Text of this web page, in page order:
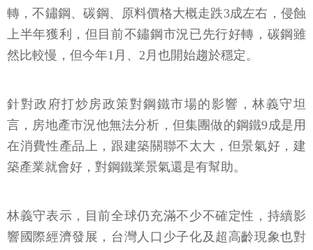
轉，不鏽鋼、碳鋼、原料價格大概走跌3成左右，侵蝕
上半年獲利，但目前不鏽鋼市況已先行好轉，碳鋼雖
然比較慢，但今年1月、2月也開始趨於穩定。
針對政府打炒房政策對鋼鐵市場的影響，林義守坦
言，房地產市況他無法分析，但集團做的鋼鐵9成是用
在消費性產品上，跟建築關聯不太大，但景氣好，建
築產業就會好，對鋼鐵業景氣還是有幫助。
林義守表示，目前全球仍充滿不少不確定性，持續影
響國際經濟發展，台灣人口少子化及超高齡現象也對